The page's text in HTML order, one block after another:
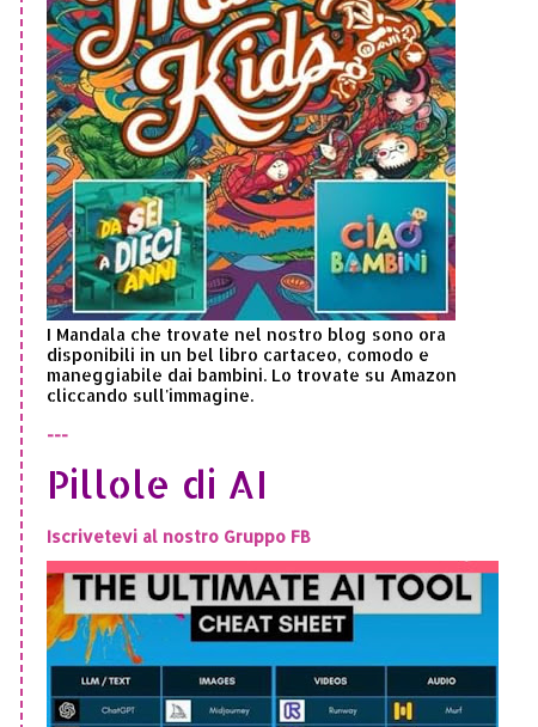
I Mandala che trovate nel nostro blog sono ora
disponibili in un bel libro cartaceo, comodo e
maneggiabile dai bambini. Lo trovate su Amazon
cliccando sull'immagine.
---
Pillole di AI
Iscrivetevi al nostro Gruppo FB